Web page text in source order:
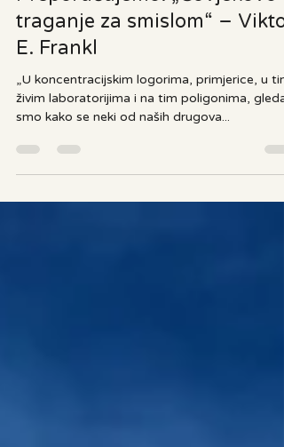
28. ožu 2025.
4 min čitanja
Preporučujemo: „Čovjekovo
traganje za smislom“ – Viktor
E. Frankl
„U koncentracijskim logorima, primjerice, u tim
živim laboratorijima i na tim poligonima, gledali